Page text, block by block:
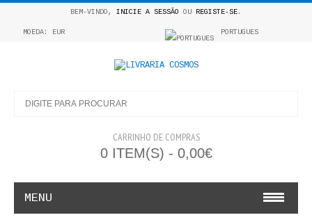
BEM-VINDO, INICIE A SESSÃO OU REGISTE-SE.
MOEDA: EUR PORTUGUES
CARRINHO DE COMPRAS
0 ITEM(S) - 0,00€
MENU